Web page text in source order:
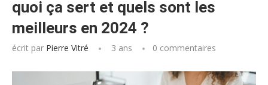
quoi ça sert et quels sont les
meilleurs en 2024 ?
écrit par Pierre Vitré 3 ans 0 commentaires